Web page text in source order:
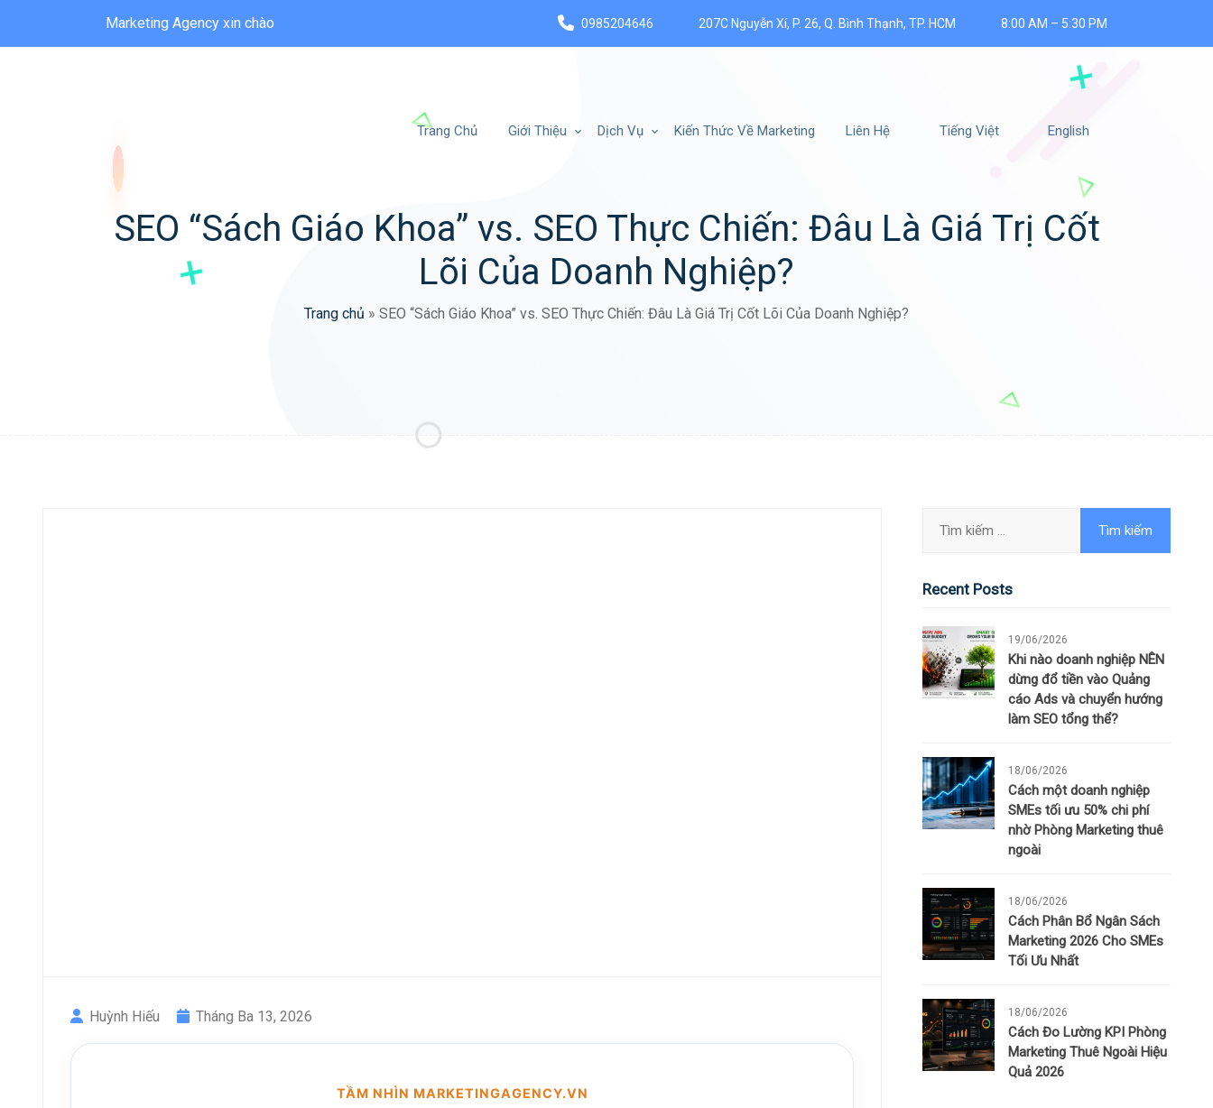
Marketing Agency xin chào 0985204646 207C Nguyễn Xí, P. 26, Q. Bình Thạnh, TP. HCM 8:00 AM – 5:30 PM
Trang Chủ Giới Thiệu Dịch Vụ Kiến Thức Về Marketing Liên Hệ Tiếng Việt English
SEO “Sách Giáo Khoa” vs. SEO Thực Chiến: Đâu Là Giá Trị Cốt
Lõi Của Doanh Nghiệp?
Trang chủ » SEO “Sách Giáo Khoa” vs. SEO Thực Chiến: Đâu Là Giá Trị Cốt Lõi Của Doanh Nghiệp?
Huỳnh Hiếu Tháng Ba 13, 2026
TẦM NHÌN MARKETINGAGENCY.VN
Recent Posts
19/06/2026
Khi nào doanh nghiệp NÊN
dừng đổ tiền vào Quảng
cáo Ads và chuyển hướng
làm SEO tổng thể?
18/06/2026
Cách một doanh nghiệp
SMEs tối ưu 50% chi phí
nhờ Phòng Marketing thuê
ngoài
18/06/2026
Cách Phân Bổ Ngân Sách
Marketing 2026 Cho SMEs
Tối Ưu Nhất
18/06/2026
Cách Đo Lường KPI Phòng
Marketing Thuê Ngoài Hiệu
Quả 2026